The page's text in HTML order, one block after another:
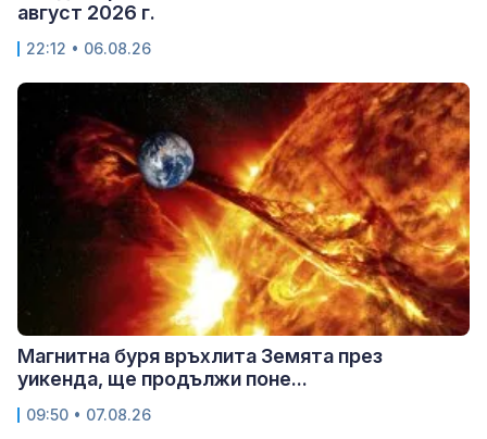
август 2026 г.
22:12 • 06.08.26
Магнитна буря връхлита Земята през
уикенда, ще продължи поне...
09:50 • 07.08.26